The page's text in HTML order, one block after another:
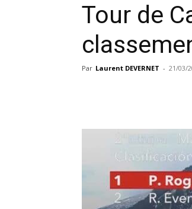
Tour de
Par Laurent DEVERNET - 21/03/